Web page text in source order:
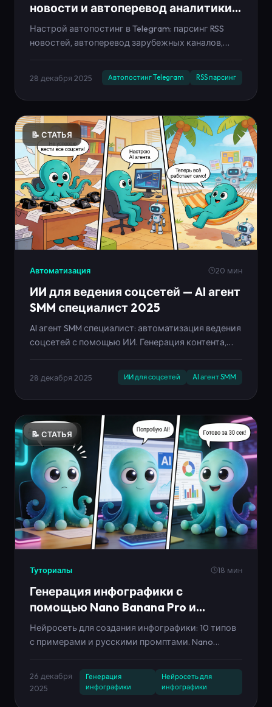
новости и автоперевод аналитики
2025
Настрой автопостинг в Telegram: парсинг RSS
новостей, автоперевод зарубежных каналов,
28 декабря 2025 Автопостинг Telegram RSS парсинг
📝 СТАТЬЯ
Автоматизация 20 мин
ИИ для ведения соцсетей — AI агент
SMM специалист 2025
AI агент SMM специалист: автоматизация ведения
соцсетей с помощью ИИ. Генерация контента,
28 декабря 2025 ИИ для соцсетей AI агент SMM
📝 СТАТЬЯ
Туториалы 18 мин
Генерация инфографики с
помощью Nano Banana Pro и
Seedream 4 — гайд 2025
Нейросеть для создания инфографики: 10 типов
с примерами и русскими промптами. Nano
Контент-завод, автовыкладка в 10 соцсетей,
26 декабря
2025
Генерация
инфографики
Нейросеть для
инфографики